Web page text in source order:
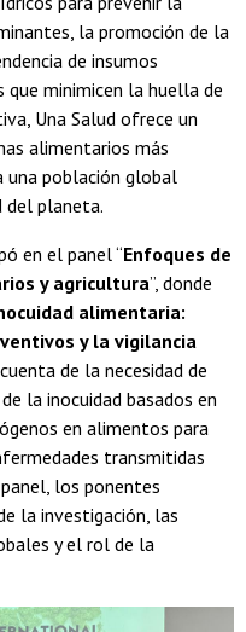
la promoción de la
de insumos
que minimicen la huella de
Una Salud ofrece un
alimentarios más
una población global
del planeta.
en el panel “Enfoques de
y agricultura”, donde
alimentaria:
y la vigilancia
de la necesidad de
la inocuidad basados en
en alimentos para
transmitidas
los ponentes
la investigación, las
y el rol de la